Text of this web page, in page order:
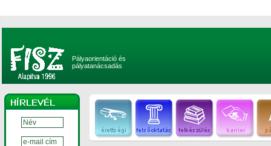
Pályaorientáció és
pályatanácsadás